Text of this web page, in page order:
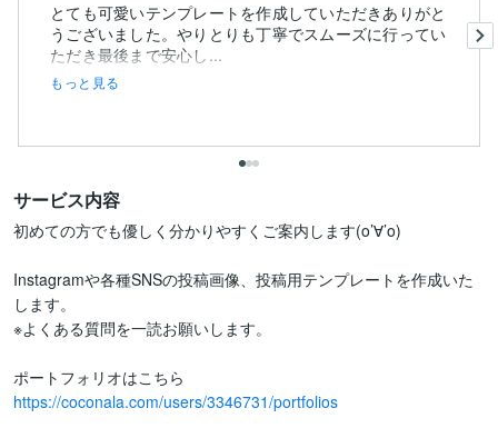
とても可愛いテンプレートを作成していただきありがと
うございました。やりとりも丁寧でスムーズに行ってい
ただき最後まで安心し...
もっと見る
サービス内容
初めての方でも優しく分かりやすくご案内します(o’∀’o)
Instagramや各種SNSの投稿画像、投稿用テンプレートを作成いた
します。
※よくある質問を一読お願いします。
https://coconala.com/users/3346731/portfolios